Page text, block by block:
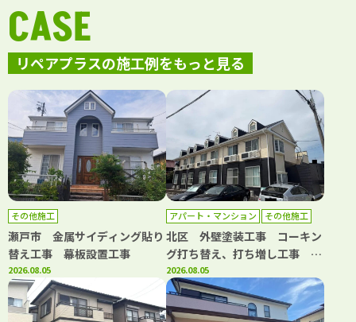
リペアプラスの施工例をもっと見る
CASE
その他施工
瀬戸市 金属サイディング貼り
替え工事 幕板設置工事
2026.08.05
アパート・マンション
その他施工
外壁塗装
屋根塗装 防水工事
北区 外壁塗装工事 コーキン
グ打ち替え、打ち増し工事 屋
根塗装工事 階段・共用部側溝
防水工事 共用部長尺シート工
事 基礎補修工事
2026.08.05